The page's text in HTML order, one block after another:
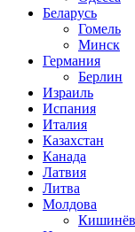
Беларусь
Гомель
Минск
Германия
Берлин
Израиль
Испания
Италия
Казахстан
Канада
Латвия
Литва
Молдова
Кишинёв